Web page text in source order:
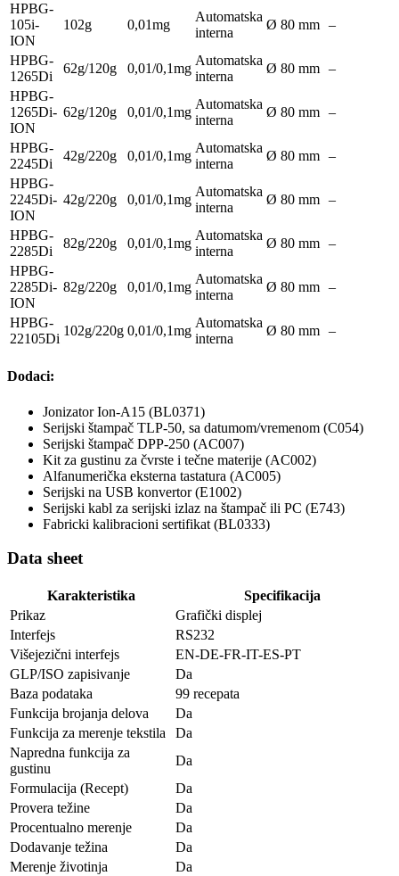
HPBG-
105i-
ION
102g 0,01mg
Automatska
interna
Ø 80 mm –
HPBG-
1265Di
62g/120g 0,01/0,1mg
Automatska
interna
Ø 80 mm –
HPBG-
1265Di-
ION
62g/120g 0,01/0,1mg
Automatska
interna
Ø 80 mm –
HPBG-
2245Di
42g/220g 0,01/0,1mg
Automatska
interna
Ø 80 mm –
HPBG-
2245Di-
ION
42g/220g 0,01/0,1mg
Automatska
interna
Ø 80 mm –
HPBG-
2285Di
82g/220g 0,01/0,1mg
Automatska
interna
Ø 80 mm –
HPBG-
2285Di-
ION
82g/220g 0,01/0,1mg
Automatska
interna
Ø 80 mm –
HPBG-
22105Di
102g/220g 0,01/0,1mg
Automatska
interna
Ø 80 mm –
Dodaci:
Jonizator Ion-A15 (BL0371)
Serijski štampač TLP-50, sa datumom/vremenom (C054)
Serijski štampač DPP-250 (AC007)
Kit za gustinu za čvrste i tečne materije (AC002)
Alfanumerička eksterna tastatura (AC005)
Serijski na USB konvertor (E1002)
Serijski kabl za serijski izlaz na štampač ili PC (E743)
Fabricki kalibracioni sertifikat (BL0333)
Data sheet
Karakteristika
Specifikacija
Prikaz
Grafički displej
Interfejs
RS232
Višejezični interfejs
EN-DE-FR-IT-ES-PT
GLP/ISO zapisivanje
Da
Baza podataka
99 recepata
Funkcija brojanja delova
Da
Funkcija za merenje tekstila
Da
Napredna funkcija za
gustinu
Da
Formulacija (Recept)
Da
Provera težine
Da
Procentualno merenje
Da
Dodavanje težina
Da
Merenje životinja
Da